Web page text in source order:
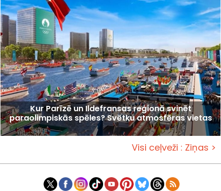
Kur Parīzē un Ildefransas reģionā svinēt
paraolimpiskās spēles? Svētku atmosfēras vietas
Visi ceļveži : Ziņas >